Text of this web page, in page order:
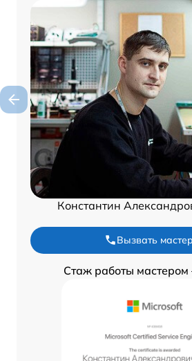
Константин
Вызвать
Стаж работы мастером